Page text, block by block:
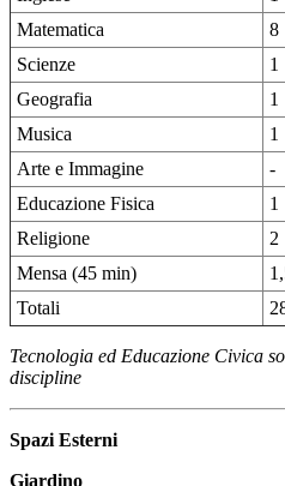
Matematica
8
Scienze
1
Geografia
1
Musica
1
Arte e Immagine
-
Educazione Fisica
1
Religione
2
Mensa (45 min)
Totali
Tecnologia ed Educazione Civica
discipline
Spazi Esterni
Giardino